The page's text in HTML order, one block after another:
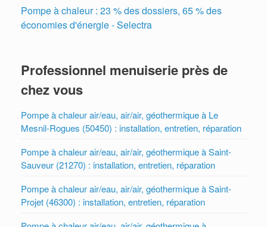
Pompe à chaleur : 23 % des dossiers, 65 % des
économies d'énergie - Selectra
Professionnel menuiserie près de
chez vous
Pompe à chaleur air/eau, air/air, géothermique à Le
Mesnil-Rogues (50450) : installation, entretien, réparation
Pompe à chaleur air/eau, air/air, géothermique à Saint-
Sauveur (21270) : installation, entretien, réparation
Pompe à chaleur air/eau, air/air, géothermique à Saint-
Projet (46300) : installation, entretien, réparation